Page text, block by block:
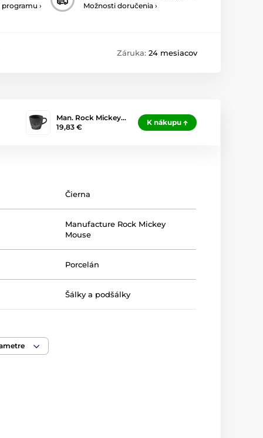
› Možnosti doručenia ›
Záruka: 24 mesiacov
Man. Rock Mickey…
19,83 €
K nákupu
Čierna
Manufacture Rock Mickey
Mouse
Porcelán
Šálky a podšálky